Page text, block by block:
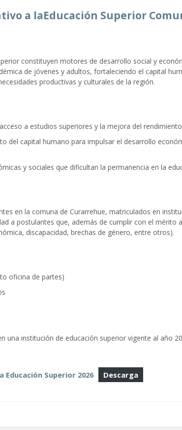
a laEducación Superior
constituyen motores de desarrollo social y
de jóvenes y adultos, fortaleciendo el capital
productivas y culturales de la región.
a estudios superiores y la mejora del
del capital humano para impulsar el desarrollo
y sociales que dificultan la permanencia en la
en la comuna de Curarrehue, matriculados en
a postulantes que, además de cumplir con el mérito
discapacidad, brechas de género, entre otros).
oficina de partes)
una institución de educación superior vigente al año
Superior 2026
Descarga